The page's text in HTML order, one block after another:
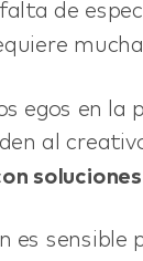
de
egos en
al
soluciones
es sensible